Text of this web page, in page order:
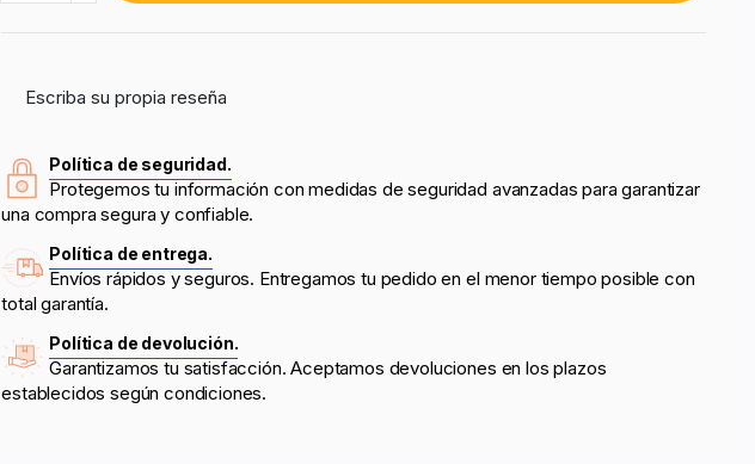
Escriba su propia reseña
Política de seguridad.
Protegemos tu información con medidas de seguridad avanzadas para garantizar
una compra segura y confiable.
Política de entrega.
Envíos rápidos y seguros. Entregamos tu pedido en el menor tiempo posible con
total garantía.
Política de devolución.
Garantizamos tu satisfacción. Aceptamos devoluciones en los plazos
establecidos según condiciones.